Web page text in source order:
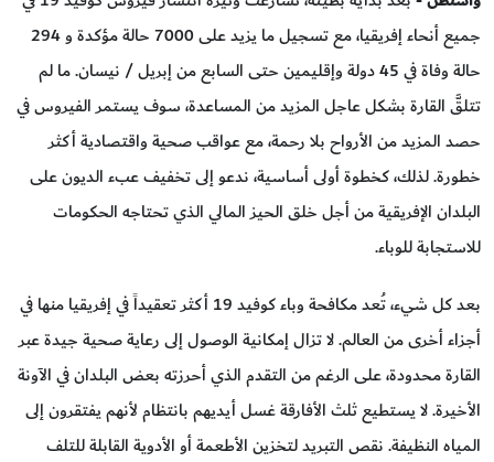
جميع أنحاء إفريقيا، مع تسجيل ما يزيد على 7000 حالة مؤكدة و 294
حالة وفاة في 45 دولة وإقليمين حتى السابع من إبريل / نيسان. ما لم
تتلقَّ القارة بشكل عاجل المزيد من المساعدة، سوف يستمر الفيروس في
حصد المزيد من الأرواح بلا رحمة، مع عواقب صحية واقتصادية أكثر
خطورة. لذلك، كخطوة أولى أساسية، ندعو إلى تخفيف عبء الديون على
البلدان الإفريقية من أجل خلق الحيز المالي الذي تحتاجه الحكومات
للاستجابة للوباء.
بعد كل شيء، تُعد مكافحة وباء كوفيد 19 أكثر تعقيداً في إفريقيا منها في
أجزاء أخرى من العالم. لا تزال إمكانية الوصول إلى رعاية صحية جيدة عبر
القارة محدودة، على الرغم من التقدم الذي أحرزته بعض البلدان في الآونة
الأخيرة. لا يستطيع ثلث الأفارقة غسل أيديهم بانتظام لأنهم يفتقرون إلى
المياه النظيفة. نقص التبريد لتخزين الأطعمة أو الأدوية القابلة للتلف